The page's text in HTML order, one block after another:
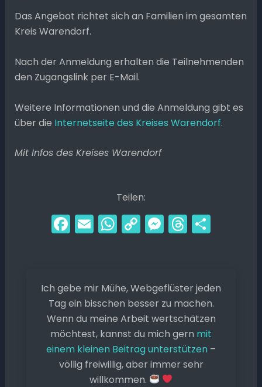
Das Angebot richtet sich an Familien im gesamten
Kreis Warendorf.
Nach der Anmeldung erhalten die Teilnehmenden
den Zugangslink per E-Mail.
Weitere Informationen und die Anmeldung gibt es
über die Internetseite des Kreises Warendorf.
Mit Infos des Kreises Warendorf
Teilen:
F
a
e
b
o
o
k
E
m
l
W
h
ts
A
p
p
C
o
y
Li
n
k
M
e
s
e
n
g
er
T
hr
a
d
s
n
Ich gebe mir Mühe, Webgeflüster jeden
Tag ein bisschen besser zu machen.
Wenn du meine Arbeit wertschätzen
möchtest, kannst du mich gern mit
einem kleinen Beitrag unterstützen –
völlig freiwillig, aber immer sehr
willkommen.